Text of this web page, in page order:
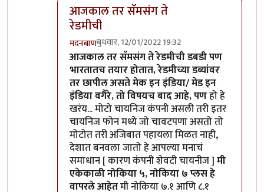
आजकाल तर सॅमसंग ते
रेडमीची
मदनबाणबुधवार, 12/01/2022 19:32
In reply toअसंच काही नाहीbyजेम्स वांड
आजकाल तर सॅमसंग ते रेडमीची डबडी पण
भारतातच तयार होतात, रेडमीच्या डब्यांवर
तर छापील असते मेक इन इंडिया/ मेड इन
इंडिया वगैरे, तो विषयच बाद आहे, पणहो हे
खरंय... मोटो चायनिज कंपनी असली तरी इतर
चायनिज फोन मध्ये जो चावटपणा असतो तो
मोटोत तरी अजिबात पहायला मिळत नाही,
देशात बनवला जातो हे आपल्या मनाचं
समाधान [ कारण कंपनी शेवटी चायनीज ]मी
एकेकाळी नोकिया ५, नोकिया ७ प्लस हे
वापरले आहेतमी नोकिया ७.१ आणि ८.१